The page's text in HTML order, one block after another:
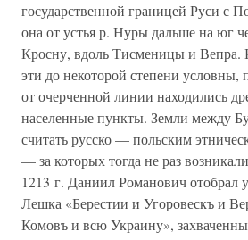
государственной границей Руси с
она от устья р. Нуры дальше на юг
Кросну, вдоль Тисменицы и Вепра.
эти до некоторой степени условны,
от очерченной линии находились
населенные пункты. Земли между
считать русско — польским
— за которых тогда не раз
1213 г. Даниил Романович отобрал
Лешка «Берестии и Угоровескъ и
Комовъ и всю Украину»,